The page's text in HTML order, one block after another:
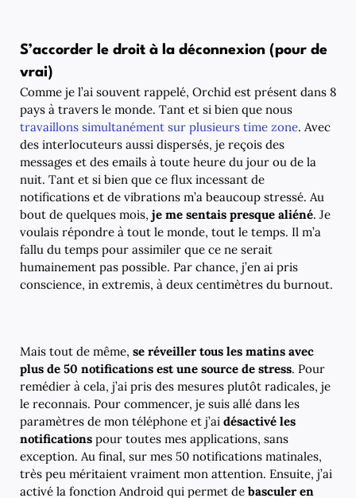
S’accorder le droit à la déconnexion (pour de
vrai)
Comme je l’ai souvent rappelé, Orchid est présent dans 8
pays à travers le monde. Tant et si bien que nous
travaillons simultanément sur plusieurs time zone. Avec
des interlocuteurs aussi dispersés, je reçois des
messages et des emails à toute heure du jour ou de la
nuit. Tant et si bien que ce flux incessant de
notifications et de vibrations m’a beaucoup stressé. Au
bout de quelques mois, je me sentais presque aliéné. Je
voulais répondre à tout le monde, tout le temps. Il m’a
fallu du temps pour assimiler que ce ne serait
humainement pas possible. Par chance, j’en ai pris
conscience, in extremis, à deux centimètres du burnout.
Mais tout de même, se réveiller tous les matins avec
plus de 50 notifications est une source de stress. Pour
remédier à cela, j’ai pris des mesures plutôt radicales, je
le reconnais. Pour commencer, je suis allé dans les
paramètres de mon téléphone et j’ai désactivé les
notifications pour toutes mes applications, sans
exception. Au final, sur mes 50 notifications matinales,
très peu méritaient vraiment mon attention. Ensuite, j’ai
activé la fonction Android qui permet de basculer en